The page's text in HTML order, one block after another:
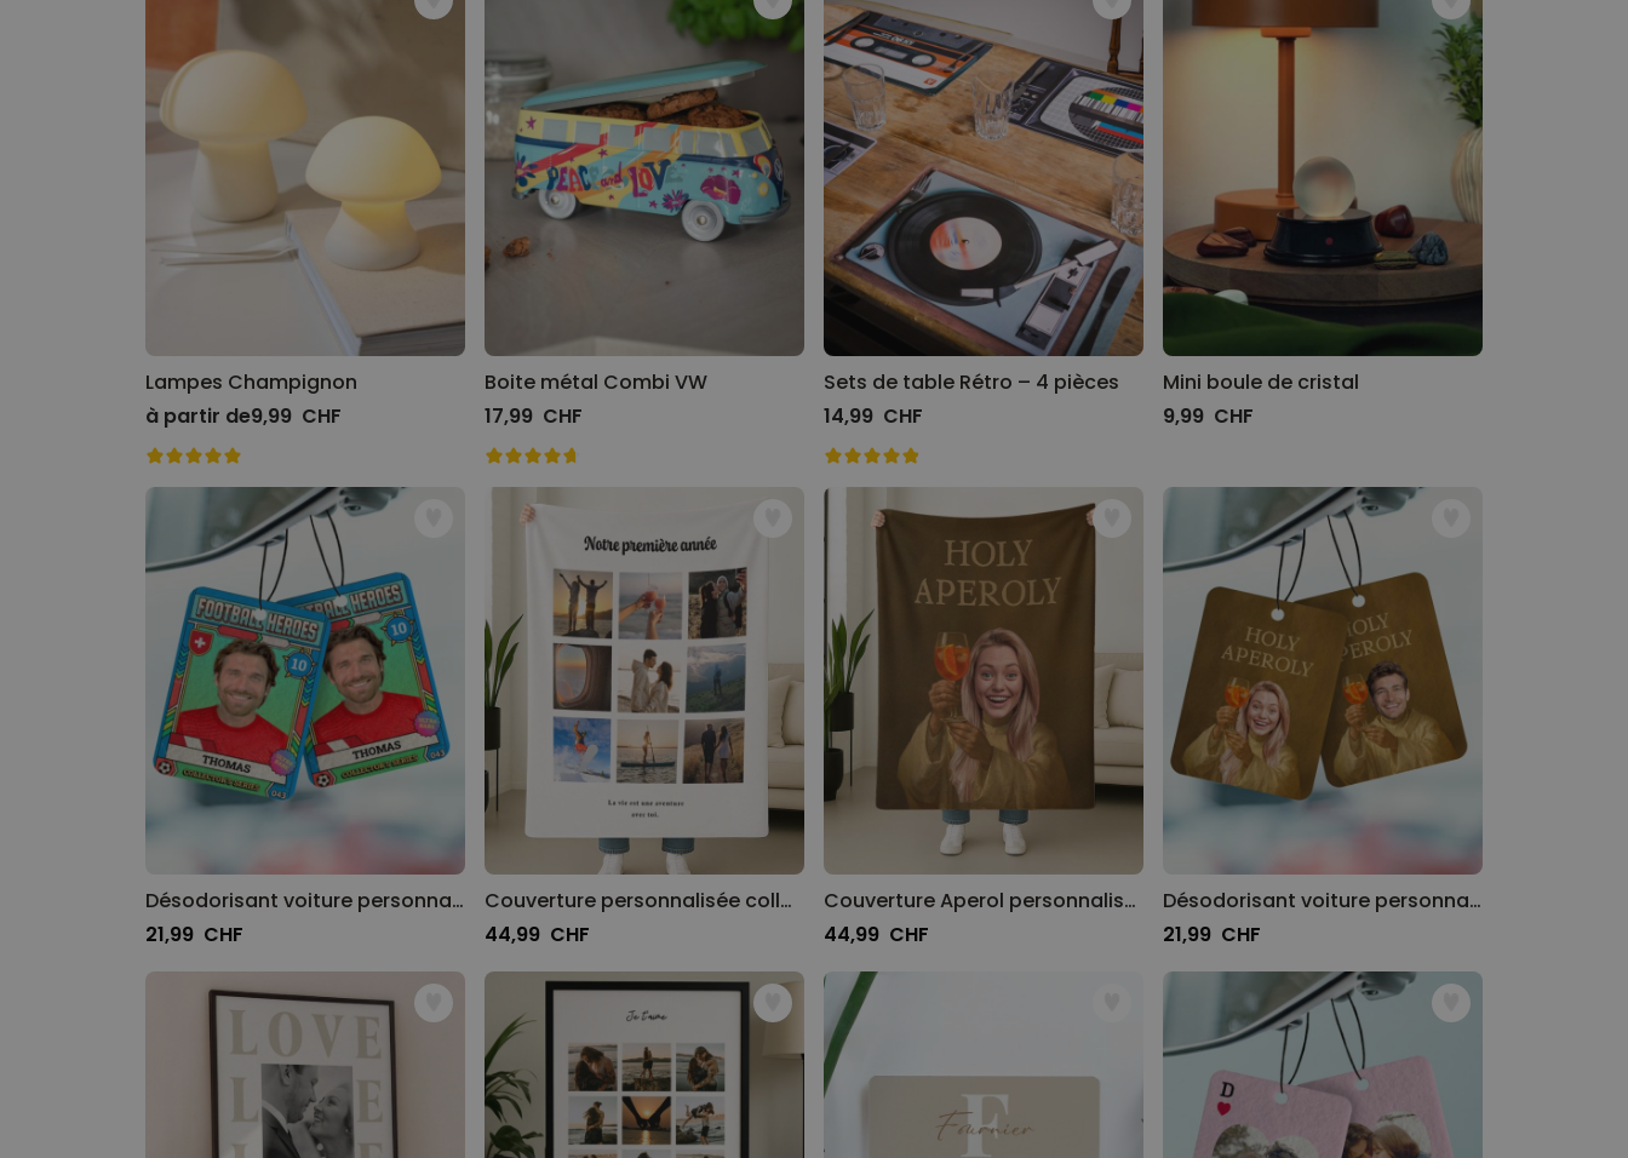
Lampes Champignon
à partir de9,99 CHF
Boite métal Combi VW
17,99 CHF
Sets de table Rétro – 4 pièces
14,99 CHF
Mini boule de cristal
9,99 CHF
Désodorisant voiture personnalisé - carte à collectionner Coupe du Monde avec photo
21,99 CHF
Couverture personnalisée collage photos et texte
44,99 CHF
Couverture Aperol personnalisée avec votre visage
44,99 CHF
Désodorisant voiture personnalisé Aperol avec votre visage - lot de 2
21,99 CHF